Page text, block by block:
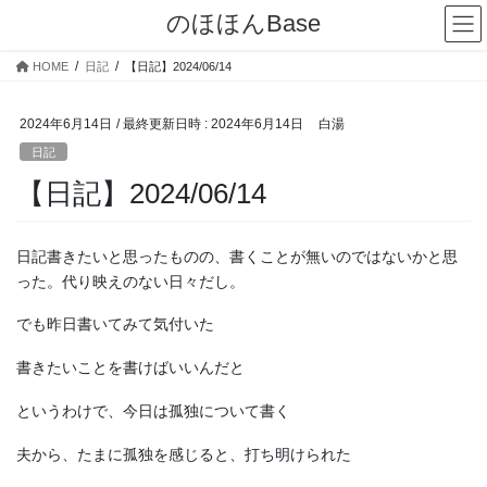
のほほんBase
HOME 日記 【日記】2024/06/14
2024年6月14日 / 最終更新日時 : 2024年6月14日 白湯
日記
【日記】2024/06/14
日記書きたいと思ったものの、書くことが無いのではないかと思
った。代り映えのない日々だし。
でも昨日書いてみて気付いた
書きたいことを書けばいいんだと
というわけで、今日は孤独について書く
夫から、たまに孤独を感じると、打ち明けられた